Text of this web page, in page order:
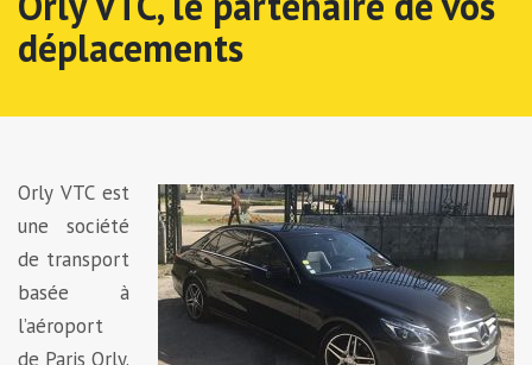
déplacements
Orly VTC est
une société
de transport
basée à
l’aéroport
de Paris Orly.